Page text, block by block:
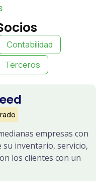
Contabilidad
Terceros
empresas con
su inventario, servicio,
los clientes con un